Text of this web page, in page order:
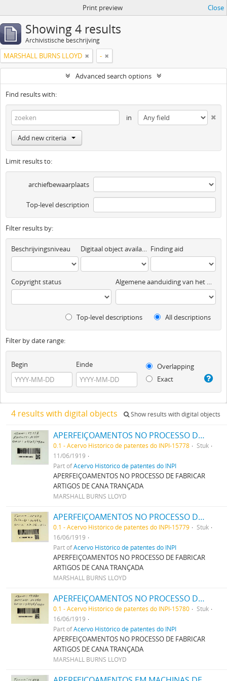
Print preview Close
Showing 4 results
Archivistische beschrijving
MARSHALL BURNS LLOYD -
Advanced search options
Find results with:
in
Add new criteria
Limit results to:
archiefbewaarplaats
Top-level description
Filter results by:
Beschrijvingsniveau Digitaal object available Finding aid
Copyright status Algemene aanduiding van het materiaal
Top-level descriptions All descriptions
Filter by date range:
Begin Einde
Overlapping
Exact
4 results with digital objects Show results with digital objects
APERFEIÇOAMENTOS NO PROCESSO DE FABRICAR ARTIGOS DE CANNA TRANÇADA
0.1 - Acervo Histórico de patentes do INPI-15778
Stuk
11/06/1919
Part ofAcervo Histórico de patentes do INPI
APERFEIÇOAMENTOS NO PROCESSO DE FABRICAR
ARTIGOS DE CANA TRANÇADA
MARSHALL BURNS LLOYD
APERFEIÇOAMENTOS NO PROCESSO DE FABRICAR ARTIGOS DE CANNA TRANÇADA
0.1 - Acervo Histórico de patentes do INPI-15779
Stuk
16/06/1919
Part ofAcervo Histórico de patentes do INPI
APERFEIÇOAMENTOS NO PROCESSO DE FABRICAR
ARTIGOS DE CANA TRANÇADA
MARSHALL BURNS LLOYD
APERFEIÇOAMENTOS NO PROCESSO DE FABRICAR ARTIGOS DE CANNA TRANÇADA
0.1 - Acervo Histórico de patentes do INPI-15780
Stuk
16/06/1919
Part ofAcervo Histórico de patentes do INPI
APERFEIÇOAMENTOS NO PROCESSO DE FABRICAR
ARTIGOS DE CANA TRANÇADA
MARSHALL BURNS LLOYD